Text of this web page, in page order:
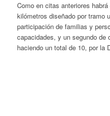
Como en citas anteriores
kilómetros diseñado por tramo
participación de familias y
capacidades, y un segundo de
haciendo un total de 10, por la